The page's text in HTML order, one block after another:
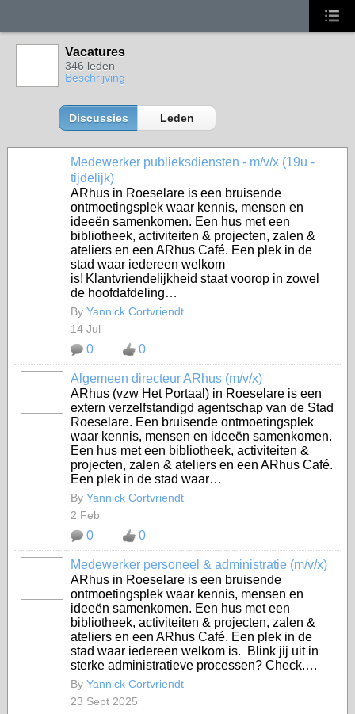
Vacatures
346 leden
Beschrijving
Discussies Leden
Medewerker publieksdiensten - m/v/x (19u -
tijdelijk)
ARhus in Roeselare is een bruisende
ontmoetingsplek waar kennis, mensen en
ideeën samenkomen. Een hus met een
bibliotheek, activiteiten & projecten, zalen &
ateliers en een ARhus Café. Een plek in de
stad waar iedereen welkom
is! Klantvriendelijkheid staat voorop in zowel
de hoofdafdeling…
By Yannick Cortvriendt
14 Jul
0 0
Algemeen directeur ARhus (m/v/x)
ARhus (vzw Het Portaal) in Roeselare is een
extern verzelfstandigd agentschap van de Stad
Roeselare. Een bruisende ontmoetingsplek
waar kennis, mensen en ideeën samenkomen.
Een hus met een bibliotheek, activiteiten &
projecten, zalen & ateliers en een ARhus Café.
Een plek in de stad waar…
By Yannick Cortvriendt
2 Feb
0 0
Medewerker personeel & administratie (m/v/x)
ARhus in Roeselare is een bruisende
ontmoetingsplek waar kennis, mensen en
ideeën samenkomen. Een hus met een
bibliotheek, activiteiten & projecten, zalen &
ateliers en een ARhus Café. Een plek in de
stad waar iedereen welkom is. Blink jij uit in
sterke administratieve processen? Check.…
By Yannick Cortvriendt
23 Sept 2025